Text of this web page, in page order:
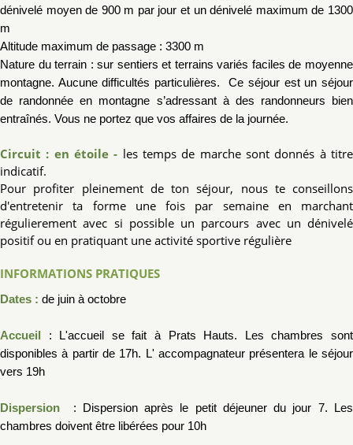
dénivelé moyen de 900 m par jour et un dénivelé maximum de 1300
m
Altitude maximum de passage : 3300 m
Nature du terrain : sur sentiers et terrains variés faciles de moyenne
montagne. Aucune difficultés particulières. Ce séjour est un séjour
de randonnée en montagne s’adressant à des randonneurs bien
entraînés. Vous ne portez que vos affaires de la journée.
Circuit : en étoile - les temps de marche sont donnés à titre
indicatif.
Pour profiter pleinement de ton séjour, nous te conseillons
d'entretenir ta forme une fois par semaine en marchant
régulierement avec si possible un parcours avec un dénivelé
positif ou en pratiquant une activité sportive régulière
INFORMATIONS PRATIQUES
Dates : de juin à octobre
Accueil : L'accueil se fait à Prats Hauts. Les chambres sont
disponibles à partir de 17h. L' accompagnateur présentera le séjour
vers 19h
Dispersion
: Dispersion après le petit déjeuner du jour 7. Les
chambres doivent être libérées pour 10h